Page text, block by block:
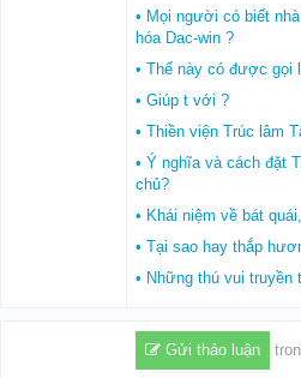
• Mọi người có biết
hóa Dac-win ?
• Thế này có được gọi
• Giúp t với ?
• Thiền viện Trúc lâm
• Ý nghĩa và cách đặt
chủ?
• Khái niệm về bát
• Tại sao hay thắp
• Những thú vui truyền
Gửi thảo luận